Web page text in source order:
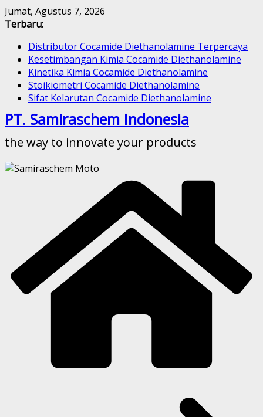
Skip
to
Jumat, Agustus 7, 2026
Terbaru:
Distributor Cocamide Diethanolamine Terpercaya
Kesetimbangan Kimia Cocamide Diethanolamine
Kinetika Kimia Cocamide Diethanolamine
Stoikiometri Cocamide Diethanolamine
Sifat Kelarutan Cocamide Diethanolamine
PT. Samiraschem Indonesia
the way to innovate your products